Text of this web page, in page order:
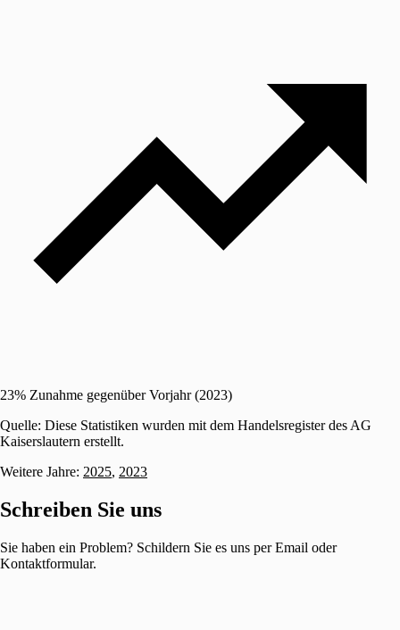
23% Zunahme gegenüber Vorjahr (2023)
Quelle: Diese Statistiken wurden mit dem Handelsregister des AG
Kaiserslautern erstellt.
Weitere Jahre: 2025, 2023
Schreiben Sie uns
Sie haben ein Problem? Schildern Sie es uns per Email oder
Kontaktformular.